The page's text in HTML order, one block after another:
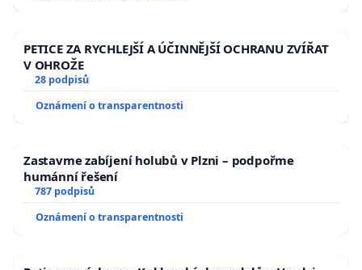
PETICE ZA RYCHLEJŠÍ A ÚČINNĚJŠÍ OCHRANU ZVÍŘAT
V OHROŽE
28 podpisů
Oznámení o transparentnosti
Zastavme zabíjení holubů v Plzni – podpořme
humánní řešení
787 podpisů
Oznámení o transparentnosti